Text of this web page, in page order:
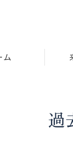
ム
過